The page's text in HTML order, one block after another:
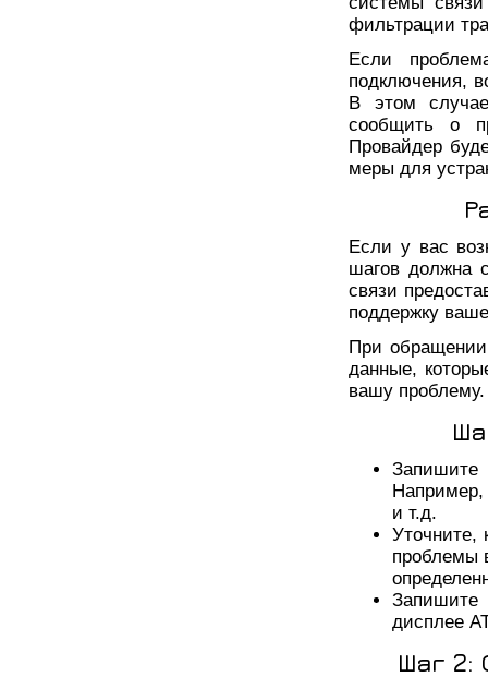
фильтрации
Если
подключения,
В этом
сообщить о
Провайдер
меры для
Если у вас
шагов должна
связи
поддержку
При обращении
данные,
вашу
и т.д.
Уточните,
проблемы
Запишите
дисплее
Шаг 2: